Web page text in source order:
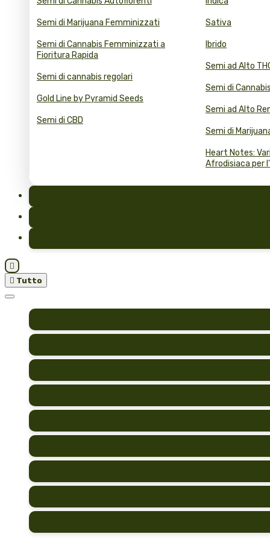
Semi di Marijuana Femminizzati
Semi di Cannabis Femminizzati a
Fioritura Rapida
Semi di cannabis regolari
Gold Line by Pyramid Seeds
Semi di CBD
Sativa
Ibrido
Semi ad Alto
Semi di
Semi ad Alto
Semi di
Heart Notes:
Afrodisiaca per

 Tutto